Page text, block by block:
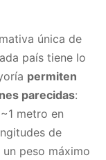
única de
país tiene lo
permiten
parecidas:
metro en
de
peso máximo